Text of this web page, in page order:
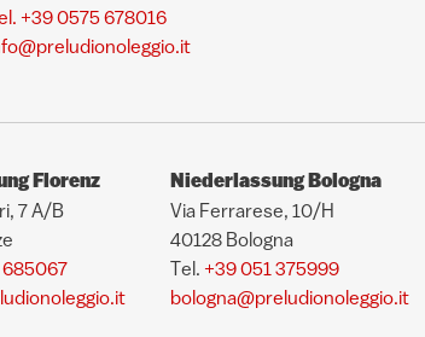
+39 0575 678016
Florenz
7 A/B
Niederlassung Bologna
Via Ferrarese, 10/H
40128 Bologna
Tel. +39 051 375999
bologna@preludionoleggio.it